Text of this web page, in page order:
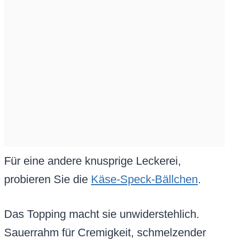
Für eine andere knusprige Leckerei,
probieren Sie die Käse-Speck-Bällchen.
Das Topping macht sie unwiderstehlich.
Sauerrahm für Cremigkeit, schmelzender